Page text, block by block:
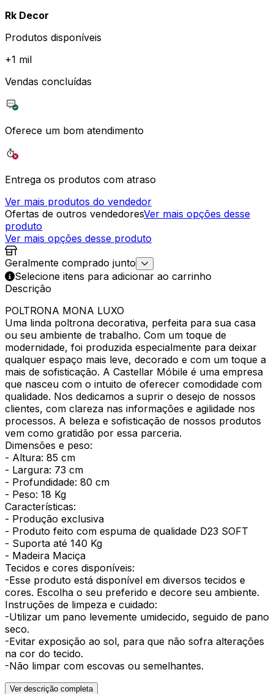
Rk Decor
Produtos disponíveis
+1 mil
Vendas concluídas
Oferece um bom atendimento
Entrega os produtos com atraso
Ver mais produtos do vendedor
Ofertas de outros vendedoresVer mais opções desse
produto
Ver mais opções desse produto
Geralmente comprado junto
Selecione itens para adicionar ao carrinho
Descrição
POLTRONA MONA LUXO
Uma linda poltrona decorativa, perfeita para sua casa
ou seu ambiente de trabalho. Com um toque de
modernidade, foi produzida especialmente para deixar
qualquer espaço mais leve, decorado e com um toque a
mais de sofisticação. A Castellar Móbile é uma empresa
que nasceu com o intuito de oferecer comodidade com
qualidade. Nos dedicamos a suprir o desejo de nossos
clientes, com clareza nas informações e agilidade nos
processos. A beleza e sofisticação de nossos produtos
vem como gratidão por essa parceria.
Dimensões e peso:
- Altura: 85 cm
- Largura: 73 cm
- Profundidade: 80 cm
- Peso: 18 Kg
Características:
- Produção exclusiva
- Produto feito com espuma de qualidade D23 SOFT
- Suporta até 140 Kg
- Madeira Maciça
Tecidos e cores disponíveis:
-Esse produto está disponível em diversos tecidos e
cores. Escolha o seu preferido e decore seu ambiente.
Instruções de limpeza e cuidado:
-Utilizar um pano levemente umidecido, seguido de pano
seco.
-Evitar exposição ao sol, para que não sofra alterações
na cor do tecido.
-Não limpar com escovas ou semelhantes.
Ver descrição completa